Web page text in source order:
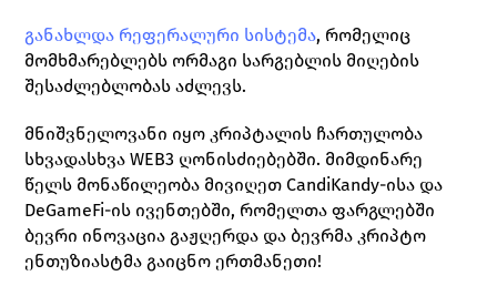
განახლდა რეფერალური სისტემა, რომელიც
მომხმარებლებს ორმაგი სარგებლის მიღების
შესაძლებლობას აძლევს.
მნიშვნელოვანი იყო კრიპტალის ჩართულობა
სხვადასხვა WEB3 ღონისძიებებში. მიმდინარე
წელს მონაწილეობა მივიღეთ CandiKandy-ისა და
DeGameFi-ის ივენთებში, რომელთა ფარგლებში
ბევრი ინოვაცია გაჟღერდა და ბევრმა კრიპტო
ენთუზიასტმა გაიცნო ერთმანეთი!